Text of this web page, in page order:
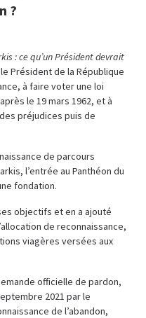
?
: ce qu’un Président devrait
Président de la République
à faire voter une loi
le 19 mars 1962, et à
préjudices puis de
de parcours
l’entrée au Panthéon du
fondation.
objectifs et en a ajouté
de reconnaissance,
viagères versées aux
officielle de pardon,
2021 par le
de l’abandon,